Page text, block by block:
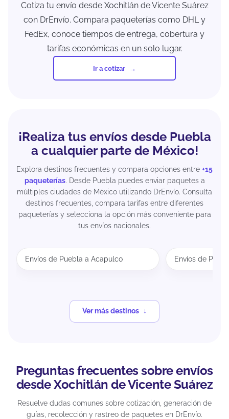
Cotiza tu envío desde Xochitlán de Vicente Suárez
con DrEnvío. Compara paqueterías como DHL y
FedEx, conoce tiempos de entrega, cobertura y
tarifas económicas en un solo lugar.
Ir a cotizar
¡Realiza tus envíos desde Puebla
a cualquier parte de México!
Explora destinos frecuentes y compara opciones entre +15
paqueterías. Desde Puebla puedes enviar paquetes a
múltiples ciudades de México utilizando DrEnvío. Consulta
destinos frecuentes, compara tarifas entre diferentes
paqueterías y selecciona la opción más conveniente para
tus envíos nacionales.
Envíos de Puebla a Acapulco Envíos de
Ver más destinos
Preguntas frecuentes sobre envíos
desde Xochitlán de Vicente Suárez
Resuelve dudas comunes sobre cotización, generación de
guías, recolección y rastreo de paquetes en DrEnvío.